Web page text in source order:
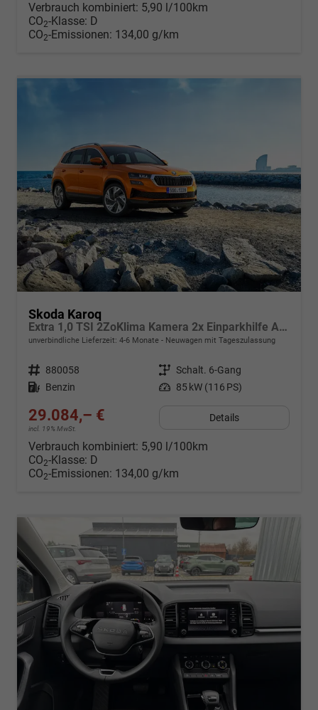
Verbrauch kombiniert: 5,90 l/100km
CO2-Klasse: D
CO2-Emissionen: 134,00 g/km
Skoda Karoq
Extra 1,0 TSI 2ZoKlima Kamera 2x Einparkhilfe Alu Felgen 5J Garantie Sitzheizung LED Scheinwerfer ACC
unverbindliche Lieferzeit: 4-6 Monate Neuwagen mit Tageszulassung
Fahrzeugnr. 880058 Getriebe Schalt. 6-Gang
Kraftstoff Benzin Leistung 85 kW (116 PS)
29.084,– €
incl. 19% MwSt.
Details
Verbrauch kombiniert: 5,90 l/100km
CO2-Klasse: D
CO2-Emissionen: 134,00 g/km